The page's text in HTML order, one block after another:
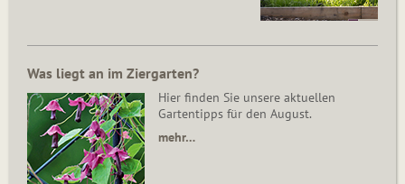
Was liegt an im Ziergarten?
Hier finden Sie unsere aktuellen
Gartentipps für den August.
mehr…